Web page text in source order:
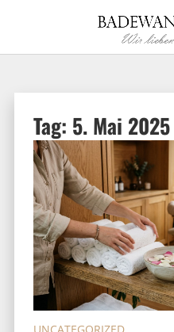
Tag: 5. Mai 2025
UNCATEGORIZED